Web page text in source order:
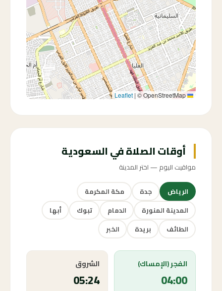
Leaflet
| © OpenStreetMap
أوقات الصلاة في السعودية
مواقيت اليوم — اختر المدينة
الرياض جدة
مكة المكرمة
المدينة المنورة
الدمام تبوك
أبها
الطائف
بريدة الخبر
الفجر (الإمساك)
04:00
الشروق
05:24